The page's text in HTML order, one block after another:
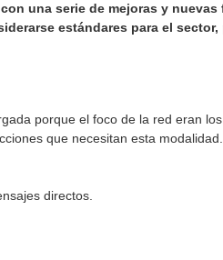
con una serie de mejoras y
estándares para el
porque el foco de la red eran
que necesitan esta
directos.